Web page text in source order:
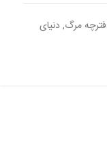
مرگ,دنیای